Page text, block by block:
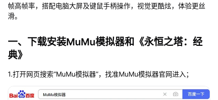
帧高帧率，搭配电脑大屏及键鼠手柄操作，视觉更酷炫，体验更丝
滑。
一、下载安装MuMu模拟器和《永恒之塔：经
典》
1.打开网页搜索“MuMu模拟器”，找准MuMu模拟器官网进入；